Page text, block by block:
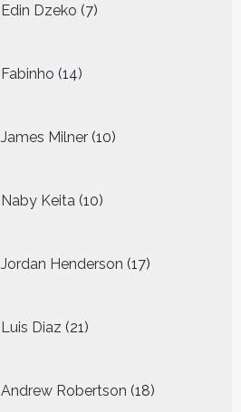
Edin Dzeko 7
producten
Fabinho 14
producten
James Milner 10
producten
Naby Keita 10
producten
Jordan Henderson 17
producten
Luis Diaz 21
producten
Andrew Robertson 18
producten